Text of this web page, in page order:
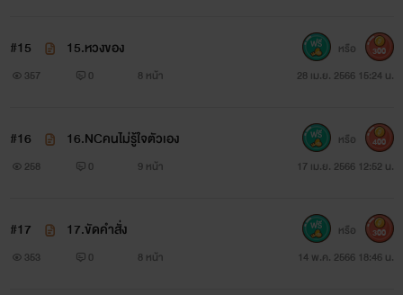
#15 15.หวงของ
357 0 8 หน้า 28 เม.ย. 2566 15:24 น.
หรือ 300
#16 16.NCคนไม่รู้ใจตัวเอง
258 0 9 หน้า 17 เม.ย. 2566 12:52 น.
หรือ 400
#17 17.ขัดคำสั่ง
353 0 8 หน้า 14 พ.ค. 2566 18:46 น.
หรือ 300